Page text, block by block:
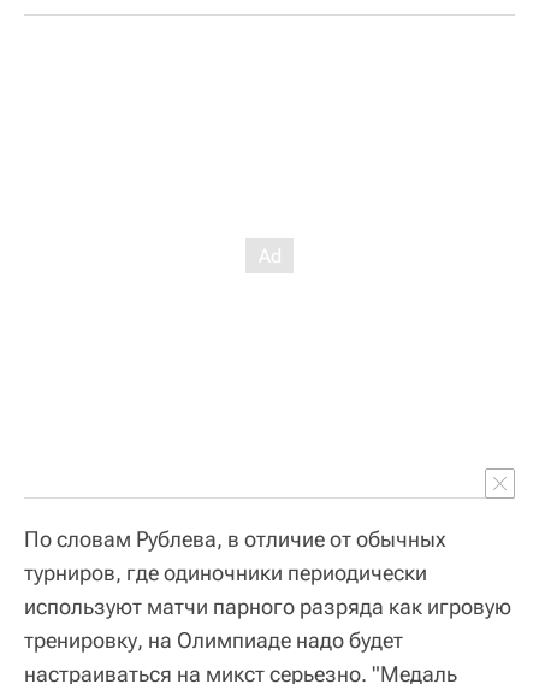
По словам Рублева, в отличие от обычных
турниров, где одиночники периодически
используют матчи парного разряда как игровую
тренировку, на Олимпиаде надо будет
настраиваться на микст серьезно. "Медаль